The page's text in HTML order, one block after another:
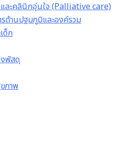
ละคลินิกอุ่นใจ (Palliative care)
ด้านปฐมภูมิและองค์รวม
ด็ก
งพัสดุ
ภาพ